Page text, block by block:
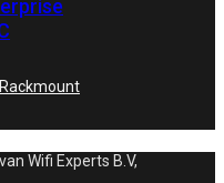
Rackmount
Wifi Experts B.V,